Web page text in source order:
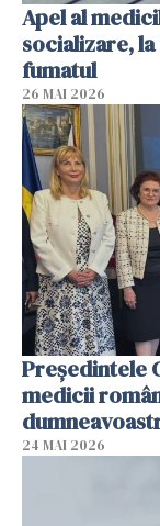
Apel al
socializare,
fumatul
26 MAI 2026
Președintele
medicii
24 MAI 2026